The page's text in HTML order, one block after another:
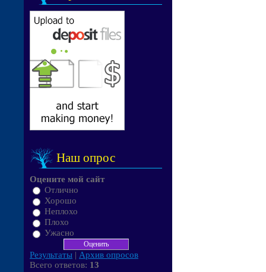
Наш опрос
Оцените мой сайт
Отлично
Хорошо
Неплохо
Плохо
Ужасно
Результаты | Архив опросов
Всего ответов: 13